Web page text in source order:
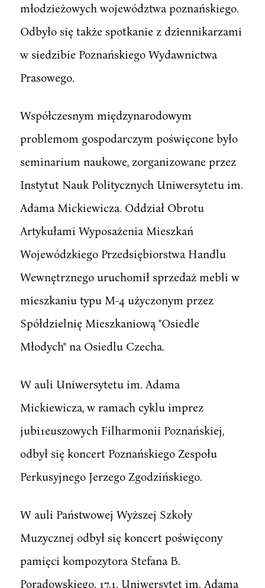
młodzieżowych województwa poznańskiego.
Odbyło się także spotkanie z dziennikarzami
w siedzibie Poznańskiego Wydawnictwa
Prasowego.
Współczesnym międzynarodowym
problemom gospodarczym poświęcone było
seminarium naukowe, zorganizowane przez
Instytut Nauk Politycznych Uniwersytetu im.
Adama Mickiewicza. Oddział Obrotu
Artykułami Wyposażenia Mieszkań
Wojewódzkiego Przedsiębiorstwa Handlu
Wewnętrznego uruchomił sprzedaż mebli w
mieszkaniu typu M-4 użyczonym przez
Spółdzielnię Mieszkaniową "Osiedle
Młodych" na Osiedlu Czecha.
W auli Uniwersytetu im. Adama
Mickiewicza, w ramach cyklu imprez
jubi1euszowych Filharmonii Poznańskiej,
odbył się koncert Poznańskiego Zespołu
Perkusyjnego Jerzego Zgodzińskiego.
W auli Państwowej Wyższej Szkoły
Muzycznej odbył się koncert poświęcony
pamięci kompozytora Stefana B.
Poradowskiego. 17.1. Uniwersytet im. Adama